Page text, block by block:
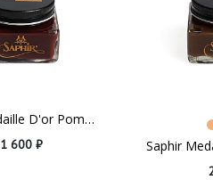
Saphir Medaille D'or Pommadier Mahogany
1 600 ₽